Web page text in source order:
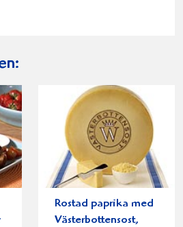
Rostad paprika med
Västerbottensost,